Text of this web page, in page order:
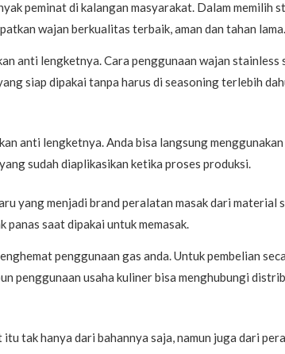
peminat di kalangan masyarakat. Dalam memilih
wajan berkualitas terbaik, aman dan tahan lama.
anti lengketnya. Cara penggunaan wajan
siap dipakai tanpa harus di seasoning terlebih
anti lengketnya. Anda bisa langsung
sudah diaplikasikan ketika proses produksi.
yang menjadi brand peralatan masak dari material
saat dipakai untuk memasak.
penggunaan gas anda. Untuk pembelian
penggunaan usaha kuliner bisa menghubungi
tak hanya dari bahannya saja, namun juga dari